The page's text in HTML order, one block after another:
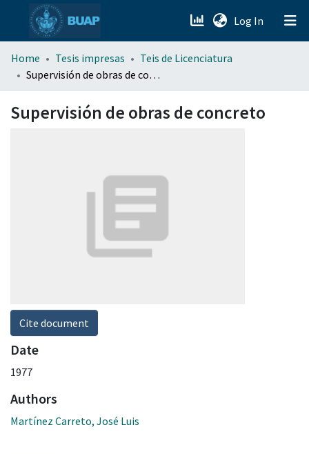
Log In (current)
menu.section.about_menu
Home Tesis impresas
Teis de Licenciatura
Supervisión de obras de concreto
Supervisión de obras de concreto
Cite document
Date
1977
Authors
Martínez Carreto, José Luis